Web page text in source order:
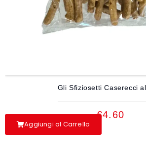
Gli Sfiziosetti Caserecci
€4.60
Aggiungi al Carrello